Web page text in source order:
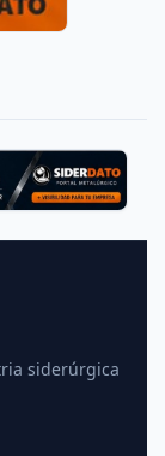
siderúrgica